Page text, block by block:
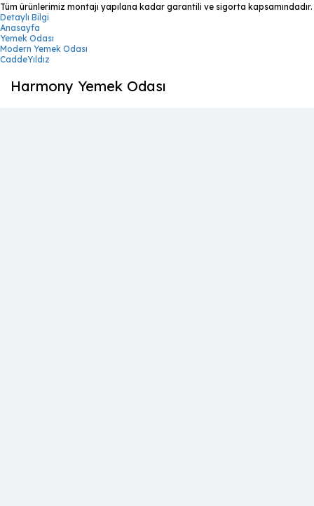
Tüm ürünlerimiz montajı yapılana kadar garantili ve sigorta kapsamındadır.
Detaylı Bilgi
Anasayfa
Yemek Odası
Modern Yemek Odası
CaddeYıldız
Harmony Yemek Odası